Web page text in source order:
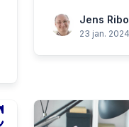
Jens
23 jan. 2024